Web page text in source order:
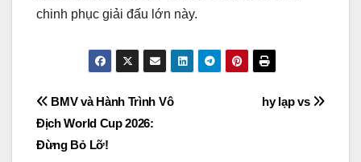
chinh phục giải đấu lớn này.
Điều
hướng
hy lạp vs
BMV và Hành Trình Vô
Địch World Cup 2026:
Đừng Bỏ Lỡ!